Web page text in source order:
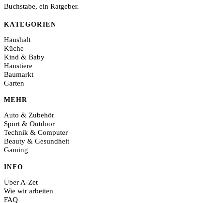
Buchstabe, ein Ratgeber.
KATEGORIEN
Haushalt
Küche
Kind & Baby
Haustiere
Baumarkt
Garten
MEHR
Auto & Zubehör
Sport & Outdoor
Technik & Computer
Beauty & Gesundheit
Gaming
INFO
Über A-Zet
Wie wir arbeiten
FAQ